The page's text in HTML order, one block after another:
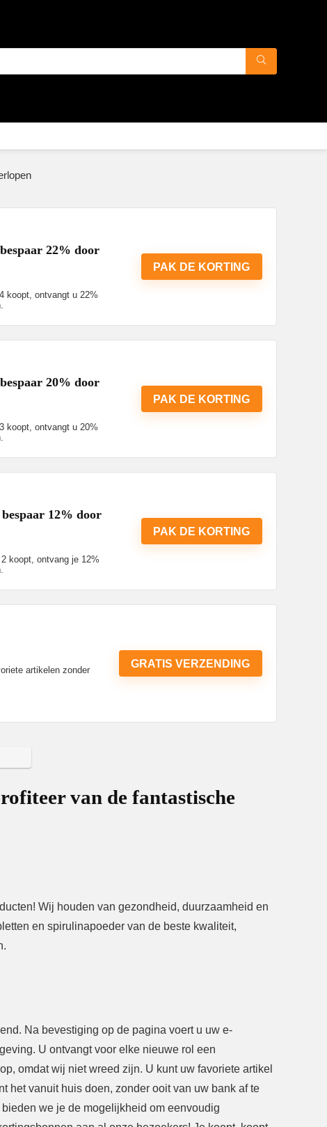
22% door
koopt, ontvangt u 22%
PAK DE KORTING
20% door
koopt, ontvangt u 20%
PAK DE KORTING
12% door
koopt, ontvang je 12%
PAK DE KORTING
artikelen zonder
GRATIS VERZENDING
van de fantastische
Wij houden van gezondheid, duurzaamheid en
en spirulinapoeder van de beste kwaliteit,
Na bevestiging op de pagina voert u uw e-
U ontvangt voor elke nieuwe rol een
omdat wij niet wreed zijn. U kunt uw favoriete artikel
het vanuit huis doen, zonder ooit van uw bank af te
we je de mogelijkheid om eenvoudig